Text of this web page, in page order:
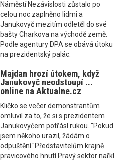
Náměstí Nezávislosti zůstalo po
celou noc zaplněno lidmi a
Janukovyč mezitím odletěl do své
bašty Charkova na východě země.
Podle agentury DPA se obává útoku
na prezidentský palác.
Majdan hrozí útokem, když
Janukovyč neodstoupí ...
online na Aktualne.cz
Kličko se večer demonstrantům
omluvil za to, že si s prezidentem
Janukovyčem potřásl rukou. "Pokud
jsem někoho urazil, žádám o
odpuštění."Představitelům krajně
pravicového hnutí.Pravý sektor nařkl